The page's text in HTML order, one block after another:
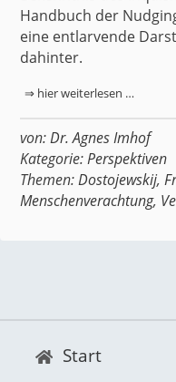
Handbuch der
eine entlarvende
dahinter.
⇒ hier weiterlesen …
von:Dr. Agnes Imhof
Kategorie:Perspektiven
Themen:Dostojewskij,
Menschenverachtung,
Start